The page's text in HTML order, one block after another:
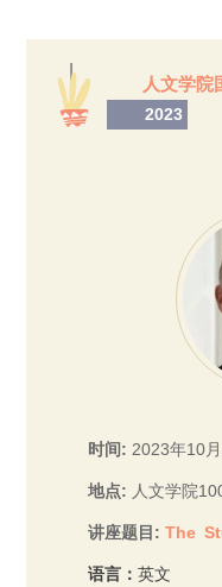
|
人文学院
2023
时间: 2023年10
地点: 人文学院
讲座题目: The
语言：英文